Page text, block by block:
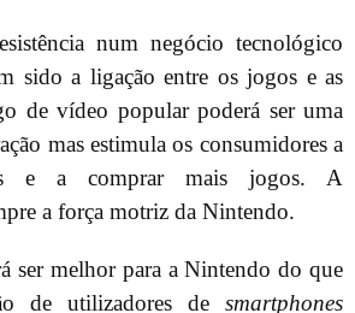
num negócio tecnológico
sido a ligação entre os jogos e as
de vídeo popular poderá ser uma
mas estimula os consumidores a
e a comprar mais jogos. A
a força motriz da Nintendo.
ser melhor para a Nintendo do que
de utilizadores de smartphones